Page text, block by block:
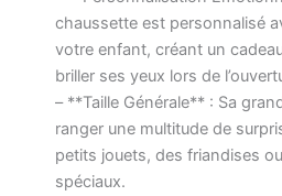
chaussette est personnalisé
votre enfant, créant un
briller ses yeux lors de
– **Taille Générale** : Sa
ranger une multitude de
petits jouets, des friandises
spéciaux.